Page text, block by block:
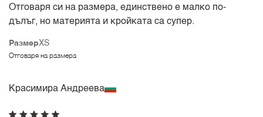
РазмерXS
Отговаря на размера
Отговаря си на размера, единствено е малко по-
дълъг, но материята и кройката са супер.
Красимира Андреева